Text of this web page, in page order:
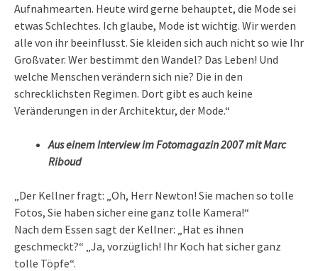
Aufnahmearten. Heute wird gerne behauptet, die Mode sei
etwas Schlechtes. Ich glaube, Mode ist wichtig. Wir werden
alle von ihr beeinflusst. Sie kleiden sich auch nicht so wie Ihr
Großvater. Wer bestimmt den Wandel? Das Leben! Und
welche Menschen verändern sich nie? Die in den
schrecklichsten Regimen. Dort gibt es auch keine
Veränderungen in der Architektur, der Mode.“
Aus einem Interview im Fotomagazin 2007 mit Marc
Riboud
„Der Kellner fragt: „Oh, Herr Newton! Sie machen so tolle
Fotos, Sie haben sicher eine ganz tolle Kamera!“
Nach dem Essen sagt der Kellner: „Hat es ihnen
geschmeckt?“ „Ja, vorzüglich! Ihr Koch hat sicher ganz
tolle Töpfe“.